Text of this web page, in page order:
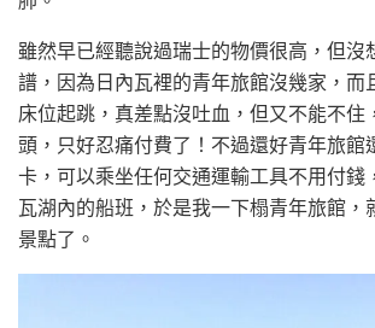
雖然早已經聽說過瑞士的物價很高，但沒
譜，因為日內瓦裡的青年旅館沒幾家，而
床位起跳，真差點沒吐血，但又不能不住
頭，只好忍痛付費了！不過還好青年旅館
卡，可以乘坐任何交通運輸工具不用付錢
瓦湖內的船班，於是我一下榻青年旅館，
景點了。